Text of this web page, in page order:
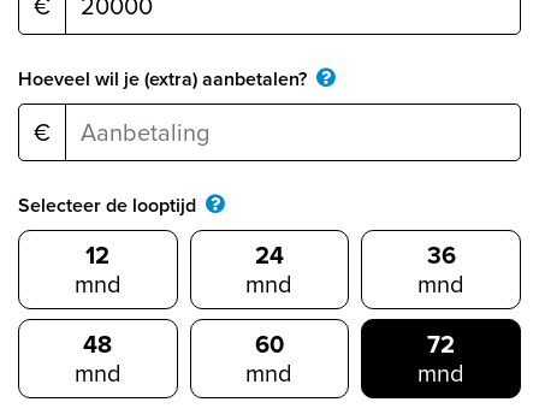
Hoeveel wil je (extra) aanbetalen?
€
Selecteer de looptijd
12
mnd
24
mnd
36
mnd
48
mnd
60
mnd
72
mnd